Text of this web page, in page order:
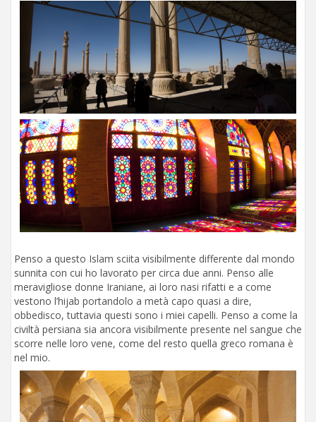
Penso a questo Islam sciita visibilmente differente dal mondo
sunnita con cui ho lavorato per circa due anni. Penso alle
meravigliose donne Iraniane, ai loro nasi rifatti e a come
vestono l’hijab portandolo a metà capo quasi a dire,
obbedisco, tuttavia questi sono i miei capelli. Penso a come la
civiltà persiana sia ancora visibilmente presente nel sangue che
scorre nelle loro vene, come del resto quella greco romana è
nel mio.